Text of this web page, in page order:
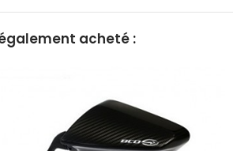
acheté :